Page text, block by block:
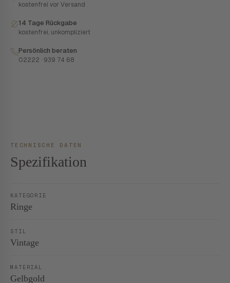
kostenfrei vor Versand
14 Tage Rückgabe
kostenfrei, unkompliziert
Persönlich beraten
02222 · 939 74 68
TECHNISCHE DATEN
Spezifikation
KATEGORIE
Ringe
STIL
Vintage
MATERIAL
Gelbgold